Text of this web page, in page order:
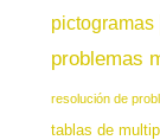
pictogramas
problemas
resolución de
tablas de